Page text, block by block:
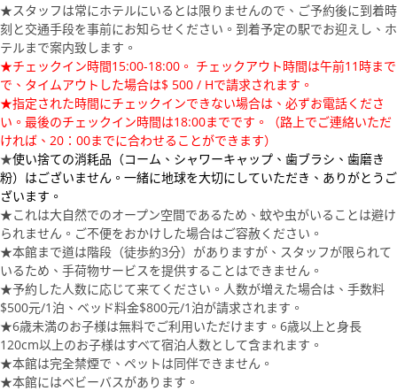
★スタッフは常にホテルにいるとは限りませんので、ご予約後に到着時
刻と交通手段を事前にお知らせください。到着予定の駅でお迎えし、ホ
テルまで案内致します。
★チェックイン時間15:00-18:00。 チェックアウト時間は午前11時まで
で、タイムアウトした場合は$ 500 / Hで請求されます。
★指定された時間にチェックインできない場合は、必ずお電話くださ
い。最後のチェックイン時間は18:00までです。（路上でご連絡いただ
ければ、20：00までに合わせることができます）
★使い捨ての消耗品（コーム、シャワーキャップ、歯ブラシ、歯磨き
粉）はございません。一緒に地球を大切にしていただき、ありがとうご
ざいます。
★これは大自然でのオープン空間であるため、蚊や虫がいることは避け
られません。ご不便をおかけした場合はご容赦ください。
★本館まで道は階段（徒歩約3分）がありますが、スタッフが限られて
いるため、手荷物サービスを提供することはできません。
★予約した人数に応じて来てください。人数が増えた場合は、手数料
$500元/1泊、ベッド料金$800元/1泊が請求されます。
★6歳未満のお子様は無料でご利用いただけます。6歳以上と身長
120cm以上のお子様はすべて宿泊人数として含まれます。
★本館は完全禁煙で、ペットは同伴できません。
★本館にはベビーバスがあります。